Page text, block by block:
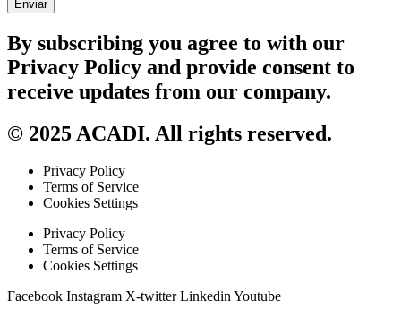
Enviar
By subscribing you agree to with our
Privacy Policy and provide consent to
receive updates from our company.
© 2025 ACADI. All rights reserved.
Privacy Policy
Terms of Service
Cookies Settings
Privacy Policy
Terms of Service
Cookies Settings
Facebook Instagram X-twitter LinkedinYoutube